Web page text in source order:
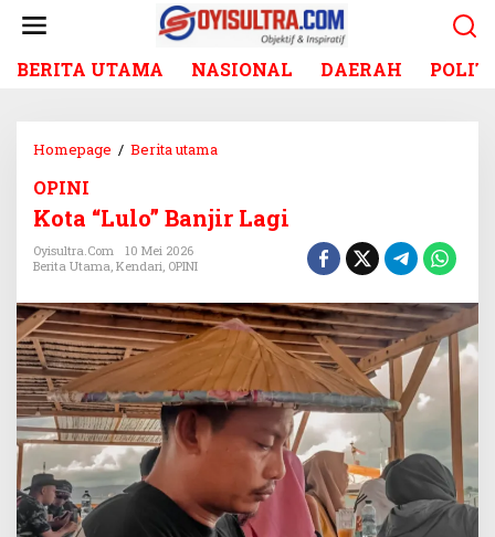
BERITA UTAMA NASIONAL DAERAH
Homepage / Berita utama
a
l
o
”
a
n
j
L
a
OPINI
Kota “Lulo” Banjir Lagi
Oyisultra.com
10 Mei 2026
Berita Utama, Kendari, OPINI